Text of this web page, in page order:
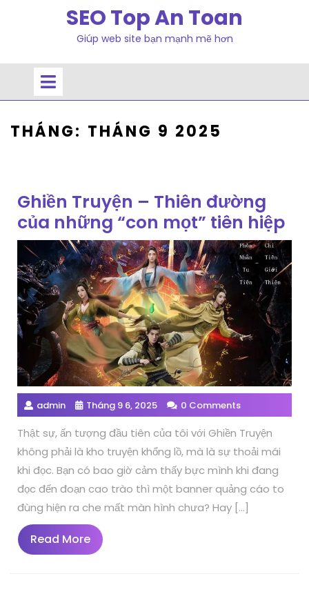
SEO Top An Toan
Giúp web site bạn mạnh mẽ hơn
Open
THÁNG: THÁNG 9 2025
Ghiền Truyện – Thiên đường
của những “con mọt” tiên hiệp
admin Tháng 9 6, 2025 0 Comments
Thật sự, ấn tượng đầu tiên của tôi với Ghiền Truyện
không phải là kho truyện khổng lồ, mà là sự thoải mái
khi đọc. Bạn có bao giờ cảm thấy bực mình khi đang
đọc đến đoạn cao trào thì một banner quảng cáo to
đùng hiện ra che mất màn hình chưa? Hay […]
Read MoreRead
More